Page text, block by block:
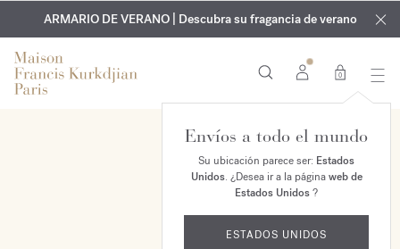
EXCLUSIVO | Descubra la nueva fragancia OUD
velvet mood
en su pedido*
GRABADO GRATUITO | En todas las fragancias y aceites
corporales hasta el 9 de agosto
ARMARIO DE VERANO | Descubra su fragancia de verano
0
Envíos a todo el mundo
Su ubicación parece ser: Estados
Unidos. ¿Desea ir a la páginaweb de
Estados Unidos?
ESTADOS UNIDOS
EXCLUSIVO EN LÍNEA